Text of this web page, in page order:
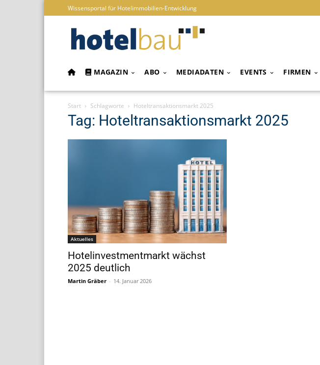
Wissensportal für Hotelimmobilien-Entwicklung
MAGAZIN ABO MEDIADATEN EVENTS FIRMEN
Start Schlagworte Hoteltransaktionsmarkt 2025
Tag: Hoteltransaktionsmarkt 2025
Aktuelles
Hotelinvestmentmarkt wächst
2025 deutlich
Martin Gräber - 14. Januar 2026